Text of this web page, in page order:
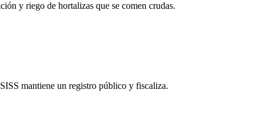
y riego de hortalizas que se comen crudas.
mantiene un registro público y fiscaliza.